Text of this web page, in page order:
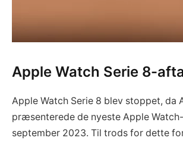
Apple Watch Serie 8-
Apple Watch Serie 8 blev stoppet, da
præsenterede de nyeste Apple
september 2023. Til trods for dette